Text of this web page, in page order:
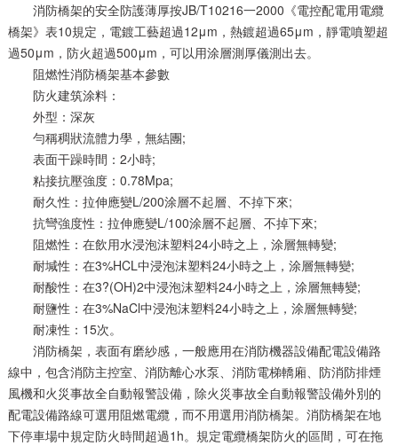
消防橋架的安全防護薄厚按JB/T10216一2000《電控配電用電纜
橋架》表10規定，電鍍工藝超過12μm，熱鍍超過65μm，靜電噴塑超
過50μm，防火超過500μm，可以用涂層測厚儀測出去。
阻燃性消防橋架基本參數
防火建筑涂料：
外型：深灰
勻稱稠狀流體力學，無結團;
表面干躁時間：2小時;
粘接抗壓強度：0.78Mpa;
耐久性：拉伸應變L/200涂層不起層、不掉下來;
抗彎強度性：拉伸應變L/100涂層不起層、不掉下來;
阻燃性：在飲用水浸泡沫塑料24小時之上，涂層無轉變;
耐堿性：在3%HCL中浸泡沫塑料24小時之上，涂層無轉變;
耐酸性：在3?(OH)2中浸泡沫塑料24小時之上，涂層無轉變;
耐鹽性：在3%NaCl中浸泡沫塑料24小時之上，涂層無轉變;
耐凍性：15次。
消防橋架，表面有磨紗感，一般應用在消防機器設備配電設備路
線中，包含消防主控室、消防離心水泵、消防電梯轎廂、防消防排煙
風機和火災事故全自動報警設備，除火災事故全自動報警設備外別的
配電設備路線可選用阻燃電纜，而不用選用消防橋架。消防橋架在地
下停車場中規定防火時間超過1h。規定電纜橋架防火的區間，可在拖